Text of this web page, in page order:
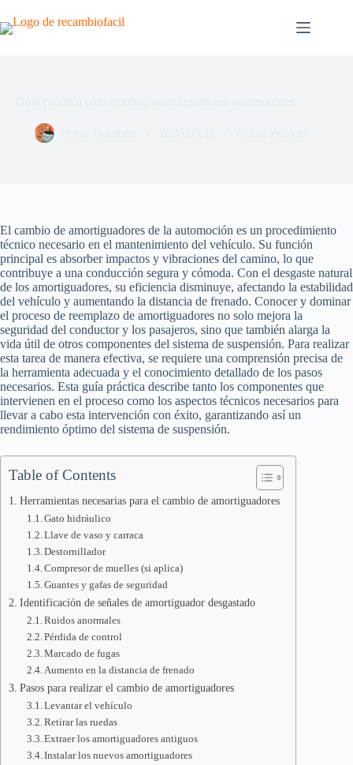
al
contenido
El cambio de amortiguadores de la automoción es un procedimiento
técnico necesario en el mantenimiento del vehículo. Su función
principal es absorber impactos y vibraciones del camino, lo que
contribuye a una conducción segura y cómoda. Con el desgaste natural
de los amortiguadores, su eficiencia disminuye, afectando la estabilidad
del vehículo y aumentando la distancia de frenado. Conocer y dominar
el proceso de reemplazo de amortiguadores no solo mejora la
seguridad del conductor y los pasajeros, sino que también alarga la
vida útil de otros componentes del sistema de suspensión. Para realizar
esta tarea de manera efectiva, se requiere una comprensión precisa de
la herramienta adecuada y el conocimiento detallado de los pasos
necesarios. Esta guía práctica describe tanto los componentes que
intervienen en el proceso como los aspectos técnicos necesarios para
llevar a cabo esta intervención con éxito, garantizando así un
rendimiento óptimo del sistema de suspensión.
Table of Contents
Herramientas necesarias para el cambio de amortiguadores
Gato hidráulico
Llave de vaso y carraca
Destornillador
Compresor de muelles (si aplica)
Guantes y gafas de seguridad
Identificación de señales de amortiguador desgastado
Ruidos anormales
Pérdida de control
Marcado de fugas
Aumento en la distancia de frenado
Pasos para realizar el cambio de amortiguadores
Levantar el vehículo
Retirar las ruedas
Extraer los amortiguadores antiguos
Instalar los nuevos amortiguadores